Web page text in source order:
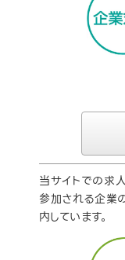
当サイトでの求
参加される企業
内しています。